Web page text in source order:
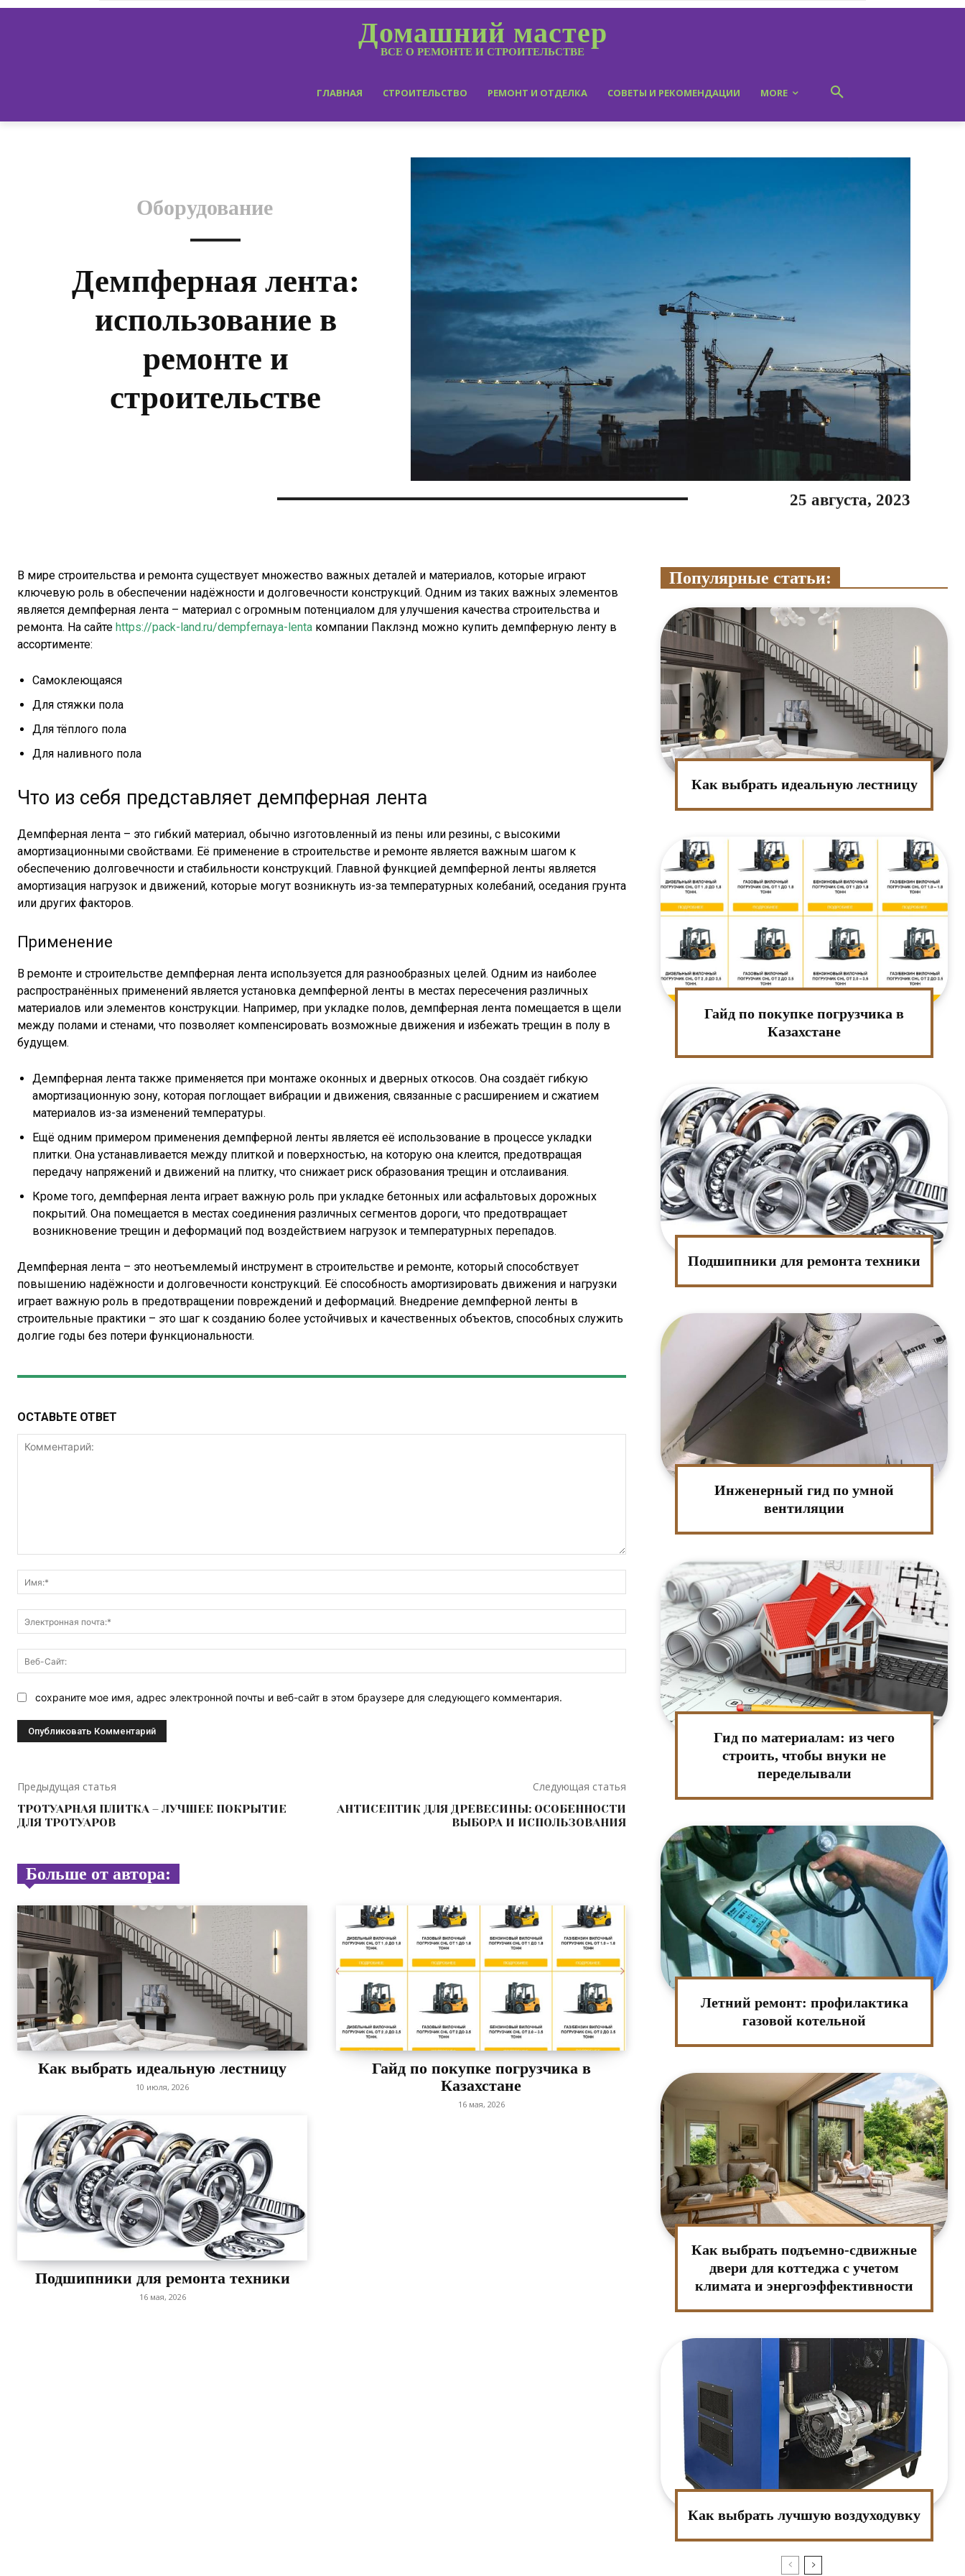
Домашний мастер
ВСЕ О РЕМОНТЕ И СТРОИТЕЛЬСТВЕ
ГЛАВНАЯ СТРОИТЕЛЬСТВО РЕМОНТ И ОТДЕЛКА СОВЕТЫ И РЕКОМЕНДАЦИИ MORE
Оборудование
Демпферная лента:
использование в
ремонте и
строительстве
25 августа, 2023
В мире строительства и ремонта существует множество важных деталей и материалов, которые играют
ключевую роль в обеспечении надёжности и долговечности конструкций. Одним из таких важных элементов
является демпферная лента – материал с огромным потенциалом для улучшения качества строительства и
ремонта. На сайте https://pack-land.ru/dempfernaya-lenta компании Паклэнд можно купить демпферную ленту в
ассортименте:
Самоклеющаяся
Для стяжки пола
Для тёплого пола
Для наливного пола
Что из себя представляет демпферная лента
Демпферная лента – это гибкий материал, обычно изготовленный из пены или резины, с высокими
амортизационными свойствами. Её применение в строительстве и ремонте является важным шагом к
обеспечению долговечности и стабильности конструкций. Главной функцией демпферной ленты является
амортизация нагрузок и движений, которые могут возникнуть из-за температурных колебаний, оседания грунта
или других факторов.
Применение
В ремонте и строительстве демпферная лента используется для разнообразных целей. Одним из наиболее
распространённых применений является установка демпферной ленты в местах пересечения различных
материалов или элементов конструкции. Например, при укладке полов, демпферная лента помещается в щели
между полами и стенами, что позволяет компенсировать возможные движения и избежать трещин в полу в
будущем.
Демпферная лента также применяется при монтаже оконных и дверных откосов. Она создаёт гибкую
амортизационную зону, которая поглощает вибрации и движения, связанные с расширением и сжатием
материалов из-за изменений температуры.
Ещё одним примером применения демпферной ленты является её использование в процессе укладки
плитки. Она устанавливается между плиткой и поверхностью, на которую она клеится, предотвращая
передачу напряжений и движений на плитку, что снижает риск образования трещин и отслаивания.
Кроме того, демпферная лента играет важную роль при укладке бетонных или асфальтовых дорожных
покрытий. Она помещается в местах соединения различных сегментов дороги, что предотвращает
возникновение трещин и деформаций под воздействием нагрузок и температурных перепадов.
Демпферная лента – это неотъемлемый инструмент в строительстве и ремонте, который способствует
повышению надёжности и долговечности конструкций. Её способность амортизировать движения и нагрузки
играет важную роль в предотвращении повреждений и деформаций. Внедрение демпферной ленты в
строительные практики – это шаг к созданию более устойчивых и качественных объектов, способных служить
долгие годы без потери функциональности.
ОСТАВЬТЕ ОТВЕТ
Электронная
почта:*
Сайт:
сохраните мое имя, адрес электронной почты и веб-сайт в этом браузере для следующего комментария.
Предыдущая статья
ТРОТУАРНАЯ ПЛИТКА – ЛУЧШЕЕ ПОКРЫТИЕ
ДЛЯ ТРОТУАРОВ
Следующая статья
АНТИСЕПТИК ДЛЯ ДРЕВЕСИНЫ: ОСОБЕННОСТИ
ВЫБОРА И ИСПОЛЬЗОВАНИЯ
Больше от автора:
Как выбрать идеальную лестницу
10 июля, 2026
Гайд по покупке погрузчика в
Казахстане
16 мая, 2026
Подшипники для ремонта техники
16 мая, 2026
Популярные статьи:
Как выбрать идеальную лестницу
Гайд по покупке погрузчика в
Казахстане
Подшипники для ремонта техники
Инженерный гид по умной
вентиляции
Гид по материалам: из чего
строить, чтобы внуки не
переделывали
Летний ремонт: профилактика
газовой котельной
Как выбрать подъемно-сдвижные
двери для коттеджа с учетом
климата и энергоэффективности
Как выбрать лучшую воздуходувку